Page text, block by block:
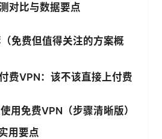
对比与数据要点
免费但值得关注的方案概
费VPN：该不该直接上付费
用免费VPN（步骤清晰版）
用要点